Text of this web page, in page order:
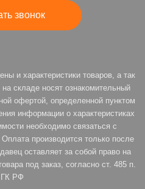
звонок
и характеристики товаров, а так
складе носят ознакомительный
офертой, определенной пунктом
информации о характеристиках
необходимо связаться с
производится только после
оставляет за собой право на
под заказ, согласно ст. 485 п.
ГК РФ